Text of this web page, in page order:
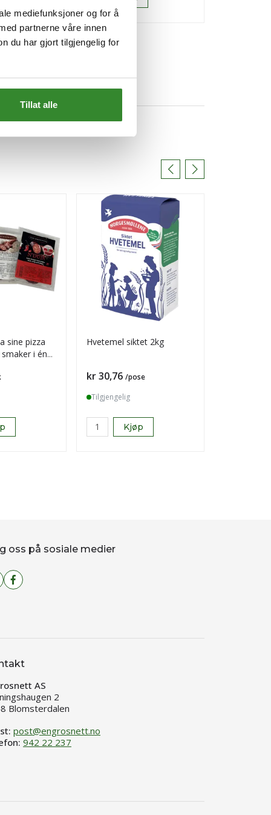
mediefunksjoner og for å
partnerne våre innen
du har gjort tilgjengelig for
Tillat alle
sine pizza
i én
Hvetemel siktet 2kg
Pris
kr 30,76 /pose
Tilgjengelig
Kjøp
oss på sosiale medier
AS
2
Blomsterdalen
post@engrosnett.no
942 22 237